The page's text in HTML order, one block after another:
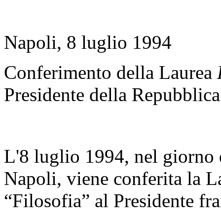
Napoli, 8 luglio 1994
Conferimento della Laurea
Presidente della
L'8 luglio 1994, nel giorno
Napoli, viene conferita la
“Filosofia” al Presidente